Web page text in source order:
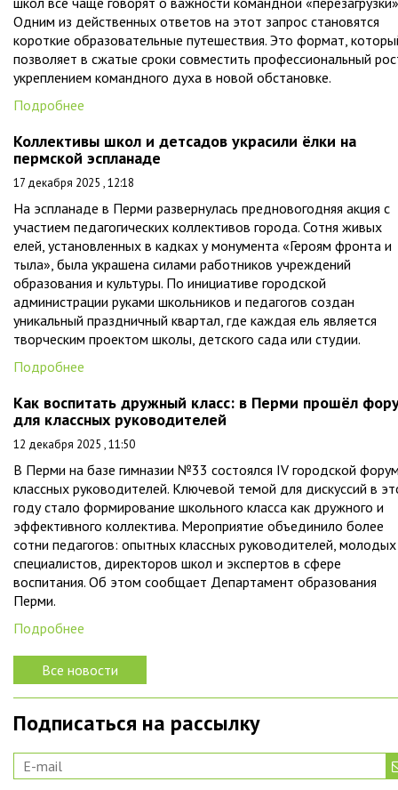
Одним из действенных ответов на этот запрос становятся
короткие образовательные путешествия. Это формат,
позволяет в сжатые сроки совместить профессиональный
укреплением командного духа в новой обстановке.
Подробнее
Коллективы школ и детсадов украсили ёлки на
пермской эспланаде
17 декабря 2025 , 12:18
На эспланаде в Перми развернулась предновогодняя акция с
участием педагогических коллективов города. Сотня живых
елей, установленных в кадках у монумента «Героям фронта и
тыла», была украшена силами работников учреждений
образования и культуры. По инициативе городской
администрации руками школьников и педагогов создан
уникальный праздничный квартал, где каждая ель является
творческим проектом школы, детского сада или студии.
Подробнее
Как воспитать дружный класс: в Перми прошёл
для классных руководителей
12 декабря 2025 , 11:50
В Перми на базе гимназии №33 состоялся IV городской
классных руководителей. Ключевой темой для дискуссий в
году стало формирование школьного класса как дружного и
эффективного коллектива. Мероприятие объединило более
сотни педагогов: опытных классных руководителей, молодых
специалистов, директоров школ и экспертов в сфере
воспитания. Об этом сообщает Департамент образования
Перми.
Подробнее
Все новости
Подписаться на рассылку